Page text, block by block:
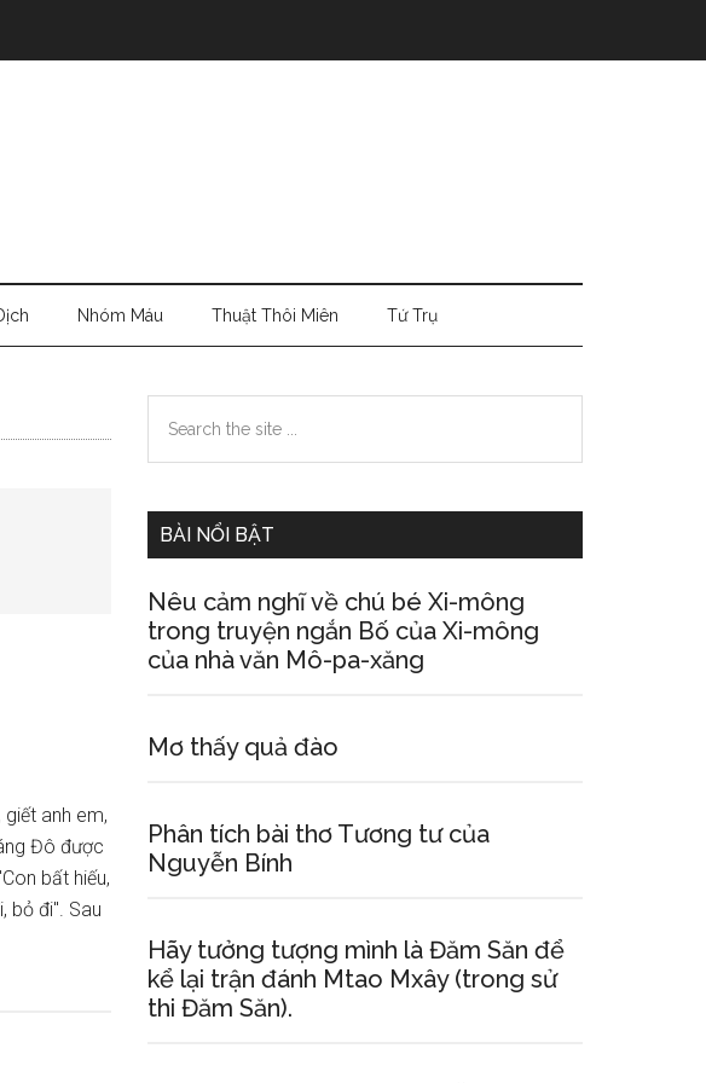
Nhóm Máu Thuật Thôi Miên Tứ Trụ
anh em,
Đô được
bất hiếu,
bỏ đi". Sau
Primary
Sidebar
the
BÀI NỔI BẬT
Nêu cảm nghĩ về chú bé Xi-mông
trong truyện ngắn Bố của Xi-mông
của nhà văn Mô-pa-xăng
Mơ thấy quả đào
Phân tích bài thơ Tương tư của
Nguyễn Bính
Hãy tưởng tượng mình là Đăm Săn để
kể lại trận đánh Mtao Mxây (trong sử
thi Đăm Săn).